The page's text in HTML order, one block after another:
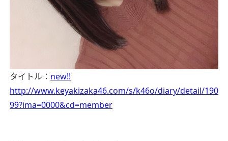
タイトル： new!!
http://www.keyakizaka46.com/s/k46o/diary/detail/190
99?ima=0000&cd=member